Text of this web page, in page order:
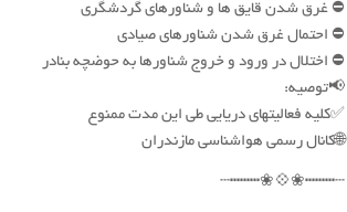
⛔️ غرق شدن قایق ها و شناورهای گردشگری
⛔️ احتمال غرق شدن شناورهای صیادی
⛔️ اختلال در ورود و خروج شناورها به حوضچه بنادر
📢توصیه:
✅کلیه فعالیتهای دریایی طی این مدت ممنوع
🌐کانال رسمی هواشناسی مازندران
┄┅┅┅❀💠❀┅┅┅┄